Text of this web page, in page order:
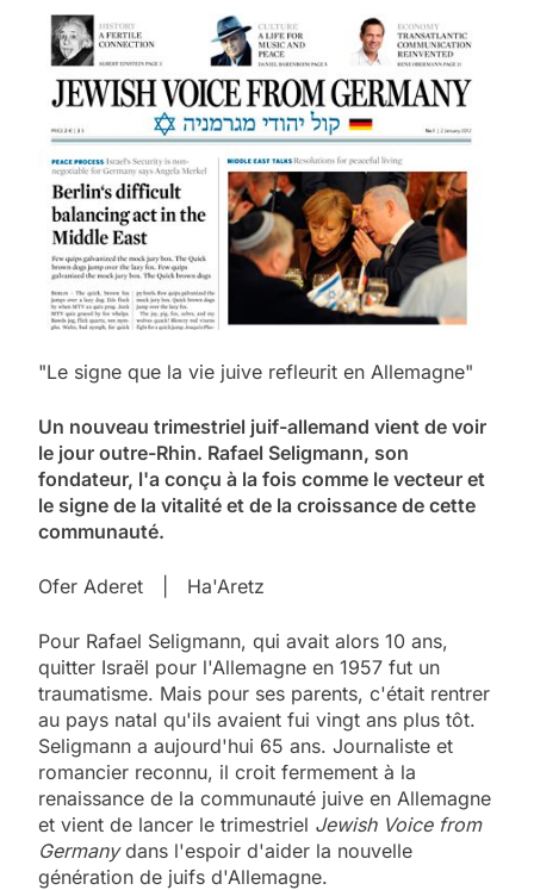
"Le signe que la vie juive refleurit en Allemagne"
Un nouveau trimestriel juif-allemand vient de voir
le jour outre-Rhin. Rafael Seligmann, son
fondateur, l'a conçu à la fois comme le vecteur et
le signe de la vitalité et de la croissance de cette
communauté.
Ofer Aderet | Ha'Aretz
Pour Rafael Seligmann, qui avait alors 10 ans,
quitter Israël pour l'Allemagne en 1957 fut un
traumatisme. Mais pour ses parents, c'était rentrer
au pays natal qu'ils avaient fui vingt ans plus tôt.
Seligmann a aujourd'hui 65 ans. Journaliste et
romancier reconnu, il croit fermement à la
renaissance de la communauté juive en Allemagne
et vient de lancer le trimestriel Jewish Voice from
Germanydans l'espoir d'aider la nouvelle
génération de juifs d'Allemagne.